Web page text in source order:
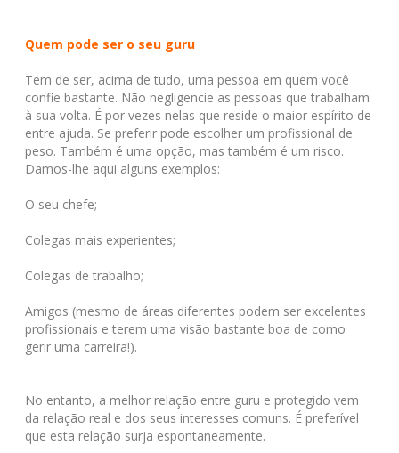
Quem pode ser o seu guru
Tem de ser, acima de tudo, uma pessoa em quem você
confie bastante. Não negligencie as pessoas que trabalham
à sua volta. É por vezes nelas que reside o maior espírito de
entre ajuda. Se preferir pode escolher um profissional de
peso. Também é uma opção, mas também é um risco.
Damos-lhe aqui alguns exemplos:
O seu chefe;
Colegas mais experientes;
Colegas de trabalho;
Amigos (mesmo de áreas diferentes podem ser excelentes
profissionais e terem uma visão bastante boa de como
gerir uma carreira!).
No entanto, a melhor relação entre guru e protegido vem
da relação real e dos seus interesses comuns. É preferível
que esta relação surja espontaneamente.